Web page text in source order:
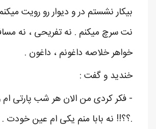
بیکار نشستم در و دیوار رو رویت
نت سرچ میکنم . نه تفریحی ، نه
خواهر خلاصه داغونم ، داغون .
خندید و گفت :
- فکر کردی من الان هر شب پارتی ام
.؟؟!! نه بابا منم یکی ام عین